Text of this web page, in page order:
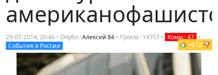
29-07-2014, 20:46 • Опубл.:Алексей 84 • Просм.: 14757 • Комм.: 47 •
События в России
+172